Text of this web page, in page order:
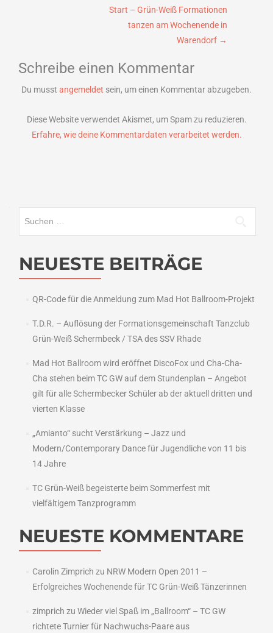
Start – Grün-Weiß Formationen
tanzen am Wochenende in
Warendorf →
Schreibe einen Kommentar
Du musst angemeldet sein, um einen Kommentar abzugeben.
Diese Website verwendet Akismet, um Spam zu reduzieren.
Erfahre, wie deine Kommentardaten verarbeitet werden.
NEUESTE BEITRÄGE
QR-Code für die Anmeldung zum Mad Hot Ballroom-Projekt
T.D.R. – Auflösung der Formationsgemeinschaft Tanzclub
Grün-Weiß Schermbeck / TSA des SSV Rhade
Mad Hot Ballroom wird eröffnet DiscoFox und Cha-Cha-
Cha stehen beim TC GW auf dem Stundenplan – Angebot
gilt für alle Schermbecker Schüler ab der aktuell dritten und
vierten Klasse
„Amianto“ sucht Verstärkung – Jazz und
Modern/Contemporary Dance für Jugendliche von 11 bis
14 Jahre
TC Grün-Weiß begeisterte beim Sommerfest mit
vielfältigem Tanzprogramm
NEUESTE KOMMENTARE
Carolin Zimprich zu NRW Modern Open 2011 –
Erfolgreiches Wochenende für TC Grün-Weiß Tänzerinnen
zimprich zu Wieder viel Spaß im „Ballroom“ – TC GW
richtete Turnier für Nachwuchs-Paare aus